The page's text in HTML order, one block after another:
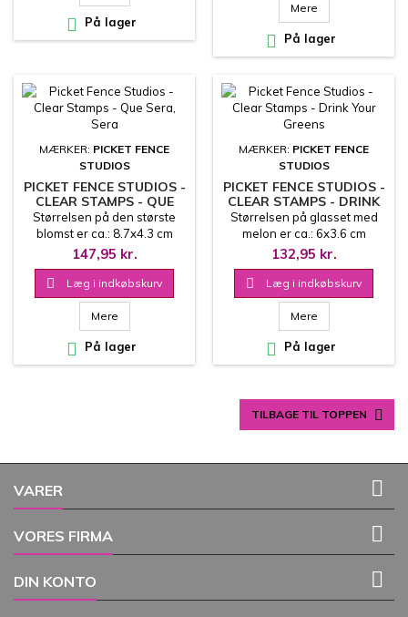
 På lager
Mere
 På lager
MÆRKER: PICKET FENCE
STUDIOS
PICKET FENCE STUDIOS -
CLEAR STAMPS - QUE
SERA, SERA
Størrelsen på den største
blomst er ca.: 8.7x4.3 cm
Passer til die nr. F-145D
147,95 kr.
 Læg i indkøbskurv
Mere
 På lager
MÆRKER: PICKET FENCE
STUDIOS
PICKET FENCE STUDIOS -
CLEAR STAMPS - DRINK
YOUR GREENS
Størrelsen på glasset med
melon er ca.: 6x3.6 cm
Passer til die nr. T-110D
132,95 kr.
 Læg i indkøbskurv
Mere
 På lager
TILBAGE TIL TOPPEN 
VARER 
VORES FIRMA 
DIN KONTO
